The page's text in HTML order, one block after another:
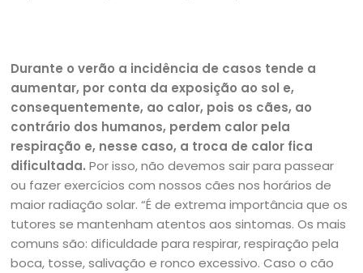
Durante o verão a incidência de casos tende a
aumentar, por conta da exposição ao sol e,
consequentemente, ao calor, pois os cães, ao
contrário dos humanos, perdem calor pela
respiração e, nesse caso, a troca de calor fica
dificultada. Por isso, não devemos sair para passear
ou fazer exercícios com nossos cães nos horários de
maior radiação solar. “É de extrema importância que os
tutores se mantenham atentos aos sintomas. Os mais
comuns são: dificuldade para respirar, respiração pela
boca, tosse, salivação e ronco excessivo. Caso o cão